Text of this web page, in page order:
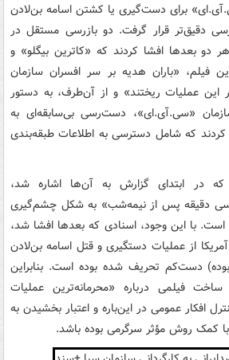
برای دست‌گیری یا کشتن اسامه بن‌لادن
دقیق‌تر قرار گرفت. دو بازرسی مستقل در
دو بعدها افشا کردند که «کاترین بیگلو» و
فیلم، «باران هدیه بر سر افسران سازمان
این عملیات ریختند» و از آن‌طرف، به دستور
«سی.‌آی.ای»، دست‌رسی بی‌سابقه‌ای به
کردند که شامل دسترسی به اطلاعات طبقه‌بندی
در ابتدای گزارش به آن‌ها اشاره شد،
دقیقه پس از نیمه‌شب» به شکل چشم‌گیری
است. با این وجود، اسنادی که بعدها افشا شد،
از عملیات دستگیری و قتل اسامه بن‌لادن
دست‌کم تحریف شده بوده است. بنابراین
فیلمی درباره «محرمانه‌ترین عملیات
افکار عمومی در این‌باره و اعتبار بخشیدن به
با کمک روش مؤثر سرگرمی بوده باشد.